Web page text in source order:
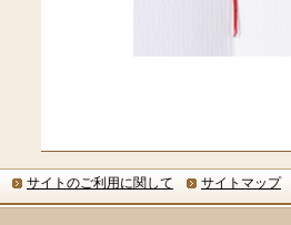
サイトのご利用に関して サイトマップ